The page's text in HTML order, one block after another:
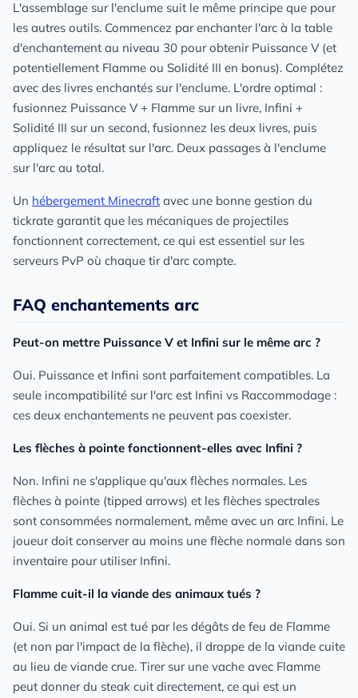
L'assemblage sur l'enclume suit le même principe que pour
les autres outils. Commencez par enchanter l'arc à la table
d'enchantement au niveau 30 pour obtenir Puissance V (et
potentiellement Flamme ou Solidité III en bonus). Complétez
avec des livres enchantés sur l'enclume. L'ordre optimal :
fusionnez Puissance V + Flamme sur un livre, Infini +
Solidité III sur un second, fusionnez les deux livres, puis
appliquez le résultat sur l'arc. Deux passages à l'enclume
sur l'arc au total.
Un hébergement Minecraft avec une bonne gestion du
tickrate garantit que les mécaniques de projectiles
fonctionnent correctement, ce qui est essentiel sur les
serveurs PvP où chaque tir d'arc compte.
FAQ enchantements arc
Peut-on mettre Puissance V et Infini sur le même arc ?
Oui. Puissance et Infini sont parfaitement compatibles. La
seule incompatibilité sur l'arc est Infini vs Raccommodage :
ces deux enchantements ne peuvent pas coexister.
Les flèches à pointe fonctionnent-elles avec Infini ?
Non. Infini ne s'applique qu'aux flèches normales. Les
flèches à pointe (tipped arrows) et les flèches spectrales
sont consommées normalement, même avec un arc Infini. Le
joueur doit conserver au moins une flèche normale dans son
inventaire pour utiliser Infini.
Flamme cuit-il la viande des animaux tués ?
Oui. Si un animal est tué par les dégâts de feu de Flamme
(et non par l'impact de la flèche), il droppe de la viande cuite
au lieu de viande crue. Tirer sur une vache avec Flamme
peut donner du steak cuit directement, ce qui est un